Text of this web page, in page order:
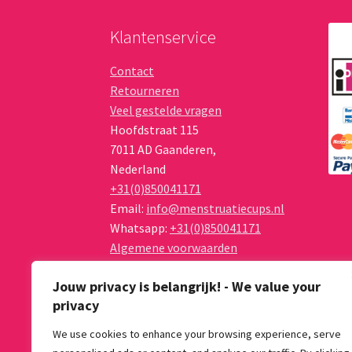
Jouw privacy is belangrijk! - We value your
privacy
We use cookies to enhance your browsing experience, serve
Klantenservice
Contact
Retourneren
Veel gestelde vragen
Hoofdstraat 115
7011 AD Gaanderen,
Nederland
+31(0)850041171
Email: info@menstruatiecups.nl
Whatsapp: +31(0)850041171
Algemene voorwaarden